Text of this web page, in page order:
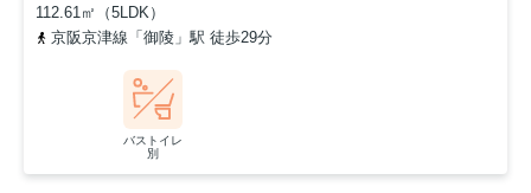
112.61㎡（5LDK）
京阪京津線「御陵」駅 徒歩29分
バストイレ
別